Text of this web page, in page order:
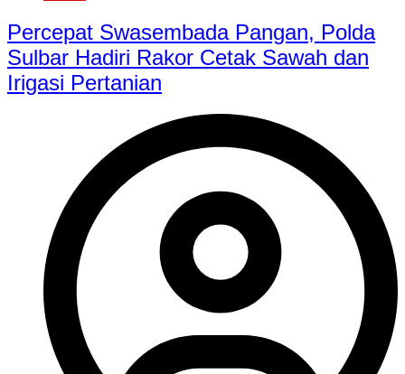
Percepat Swasembada Pangan, Polda
Sulbar Hadiri Rakor Cetak Sawah dan
Irigasi Pertanian